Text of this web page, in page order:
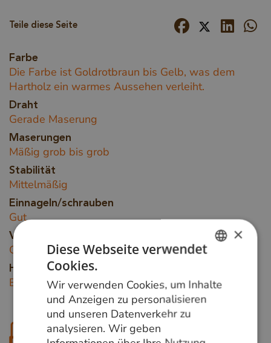
Teile diese Seite
Farbe
Die Farbe ist Goldrotbraun bis Gelb, was dem
Hartholz ein warmes Aussehen verleiht.
Draht
Gerade Maserung
Maserungen
Mäßig grob bis grob
Stabilität
Mittelmäßig
Einnageln/schrauben
Gut
Verarbeitung der Oberfläche
Gut
Herkunftsgebiet
Brasilien, Suriname, Guyana, Venezuela
Produktblatt herunterladen
GERMAN
ENGLISH
×
Diese Webseite verwendet
Cookies.
Wir verwenden Cookies, um Inhalte
und Anzeigen zu personalisieren
und unseren Datenverkehr zu
analysieren. Wir geben